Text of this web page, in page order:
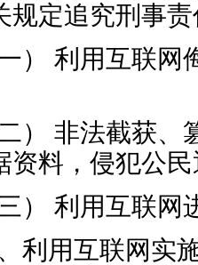
规定追究刑事
一） 利用互联
二） 非法截获
资料，侵犯公
三） 利用互联
利用互联网实